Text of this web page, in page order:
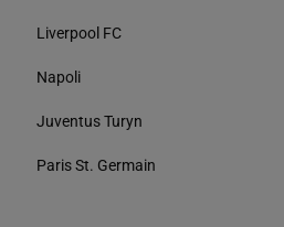
Liverpool FC
Napoli
Juventus Turyn
Paris St. Germain